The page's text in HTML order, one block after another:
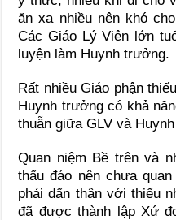
ăn xa nhiều nên khó
Các Giáo Lý Viên lớn
luyện làm Huynh trưởng.
Rất nhiều Giáo phận
Huynh trưởng có khả
thuẫn giữa GLV và
Quan niệm Bề trên và
thấu đáo nên chưa
phải dấn thân với thiếu
đã được thành lập Xứ